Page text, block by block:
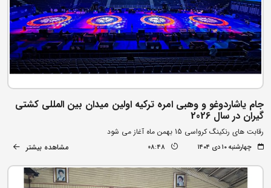
جام یاشاردوغو و وهبی امره ترکیه اولین میدان بین المللی کشتی
گیران در سال 2026
رقابت های رنکینگ کرواسی 15 بهمن ماه آغاز می شود
چهارشنبه ۱۰ دی ۱۴۰۴ 08:48 مشاهده بیشتر